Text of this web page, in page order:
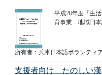
平成28年度「生
育事業 地域日
所有者：兵庫日本語ボランティ
支援者向け たのしい